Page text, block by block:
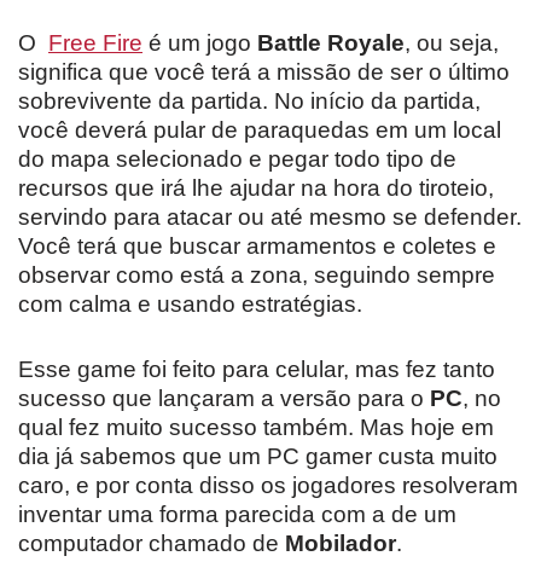
O Free Fire é um jogo Battle Royale, ou seja,
significa que você terá a missão de ser o último
sobrevivente da partida. No início da partida,
você deverá pular de paraquedas em um local
do mapa selecionado e pegar todo tipo de
recursos que irá lhe ajudar na hora do tiroteio,
servindo para atacar ou até mesmo se defender.
Você terá que buscar armamentos e coletes e
observar como está a zona, seguindo sempre
com calma e usando estratégias.
Esse game foi feito para celular, mas fez tanto
sucesso que lançaram a versão para o PC, no
qual fez muito sucesso também. Mas hoje em
dia já sabemos que um PC gamer custa muito
caro, e por conta disso os jogadores resolveram
inventar uma forma parecida com a de um
computador chamado de Mobilador.